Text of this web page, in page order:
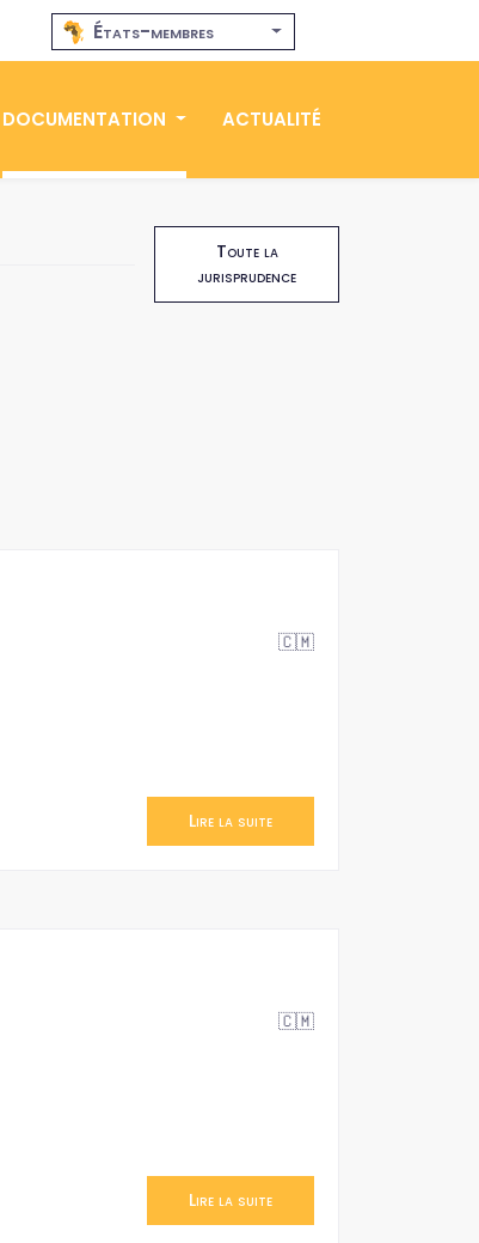
États-membres
DOCUMENTATION ACTUALITÉ
Toute la
jurisprudence
🇨🇲
Lire la suite
🇨🇲
Lire la suite